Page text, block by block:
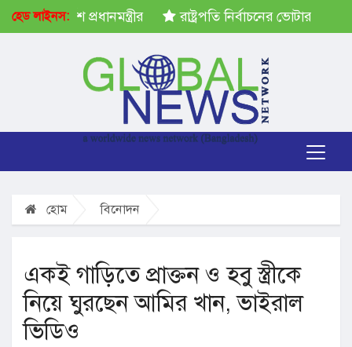
হেড লাইনস:প্রধানমন্ত্রীর রাষ্ট্রপতি নির্বাচনের ভোটার তালিকা
হোম বিনোদন
একই গাড়িতে প্রাক্তন ও হবু স্ত্রীকে
নিয়ে ঘুরছেন আমির খান, ভাইরাল
ভিডিও